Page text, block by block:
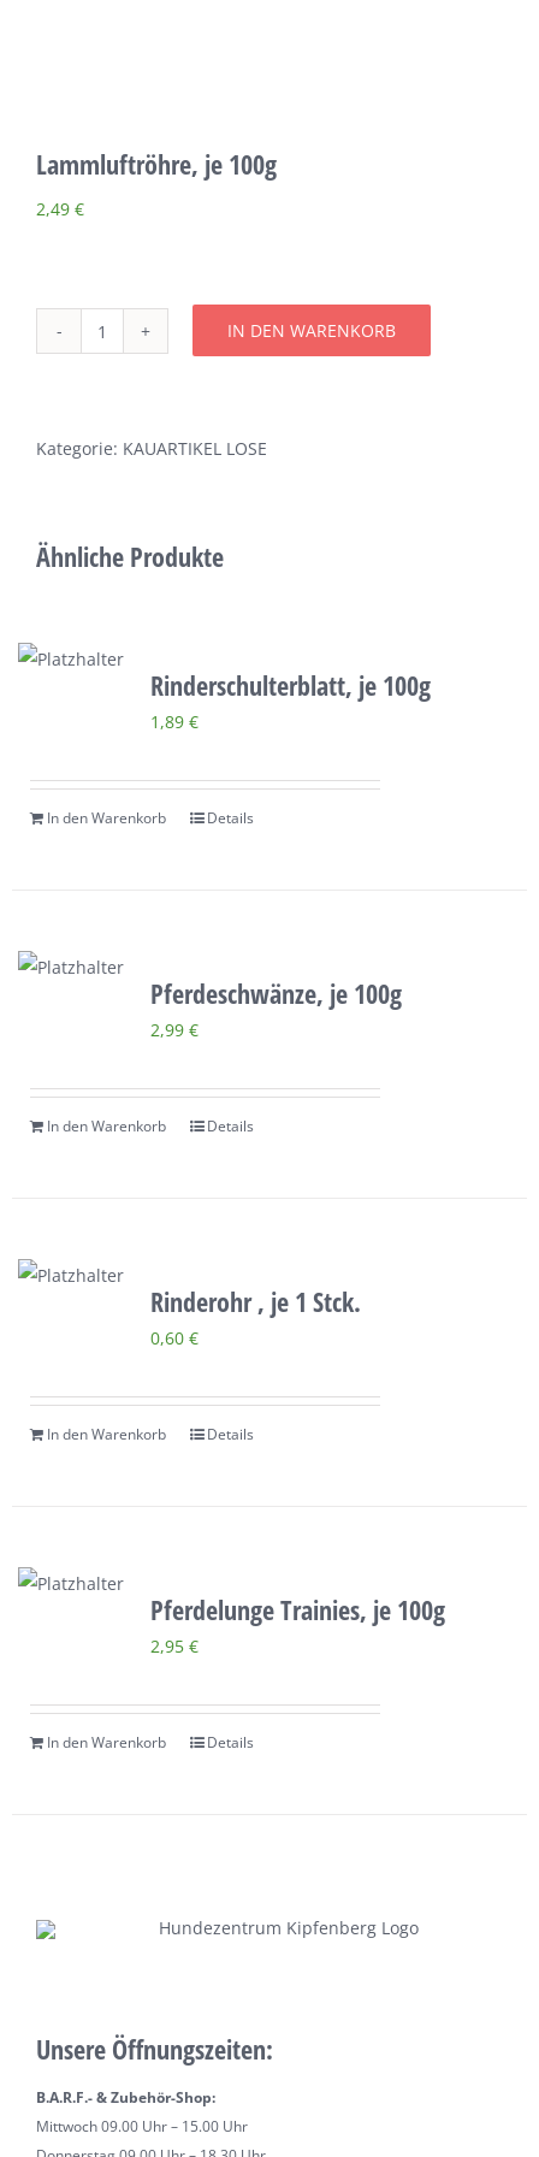
Kontakt & Anfahrt
Lammluftröhre, je 100g
2,49 €
Lammluftröhre,
Menge
IN DEN WARENKORB
Kategorie: KAUARTIKEL LOSE
Ähnliche Produkte
Rinderschulterblatt, je 100g
1,89 €
In den Warenkorb Details
Pferdeschwänze, je 100g
2,99 €
In den Warenkorb Details
Rinderohr , je 1 Stck.
0,60 €
In den Warenkorb Details
Pferdelunge Trainies, je 100g
2,95 €
In den Warenkorb Details
Unsere Öffnungszeiten:
B.A.R.F.- & Zubehör-Shop:
Mittwoch 09.00 Uhr – 15.00 Uhr